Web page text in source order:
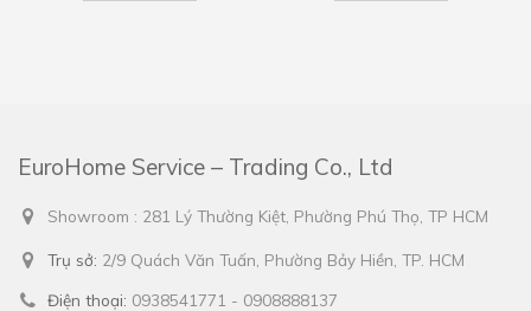
EuroHome Service – Trading Co., Ltd
Showroom : 281 Lý Thường Kiệt, Phường Phú Thọ, TP HCM
Trụ sở: 2/9 Quách Văn Tuấn, Phường Bảy Hiền, TP. HCM
Điện thoại: 0938541771 - 0908888137